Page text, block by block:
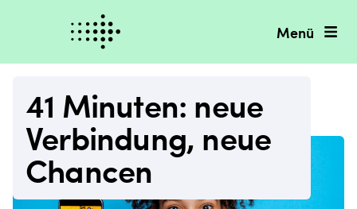
Menü
41 Minuten: neue
Verbindung, neue
Chancen